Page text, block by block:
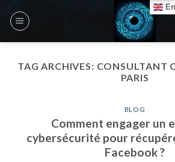
TAG ARCHIVES: CONSULTANT
PARIS
BLOG
Comment engager un
cybersécurité pour
Facebook ?